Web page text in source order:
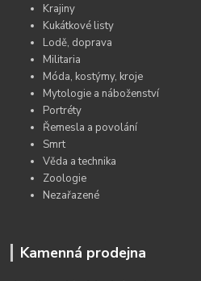
Krajiny
Kukátkové listy
Lodě, doprava
Militaria
Móda, kostýmy, kroje
Mytologie a náboženství
Portréty
Řemesla a povolání
Smrt
Věda a technika
Zoologie
Nezařazené
Kamenná prodejna